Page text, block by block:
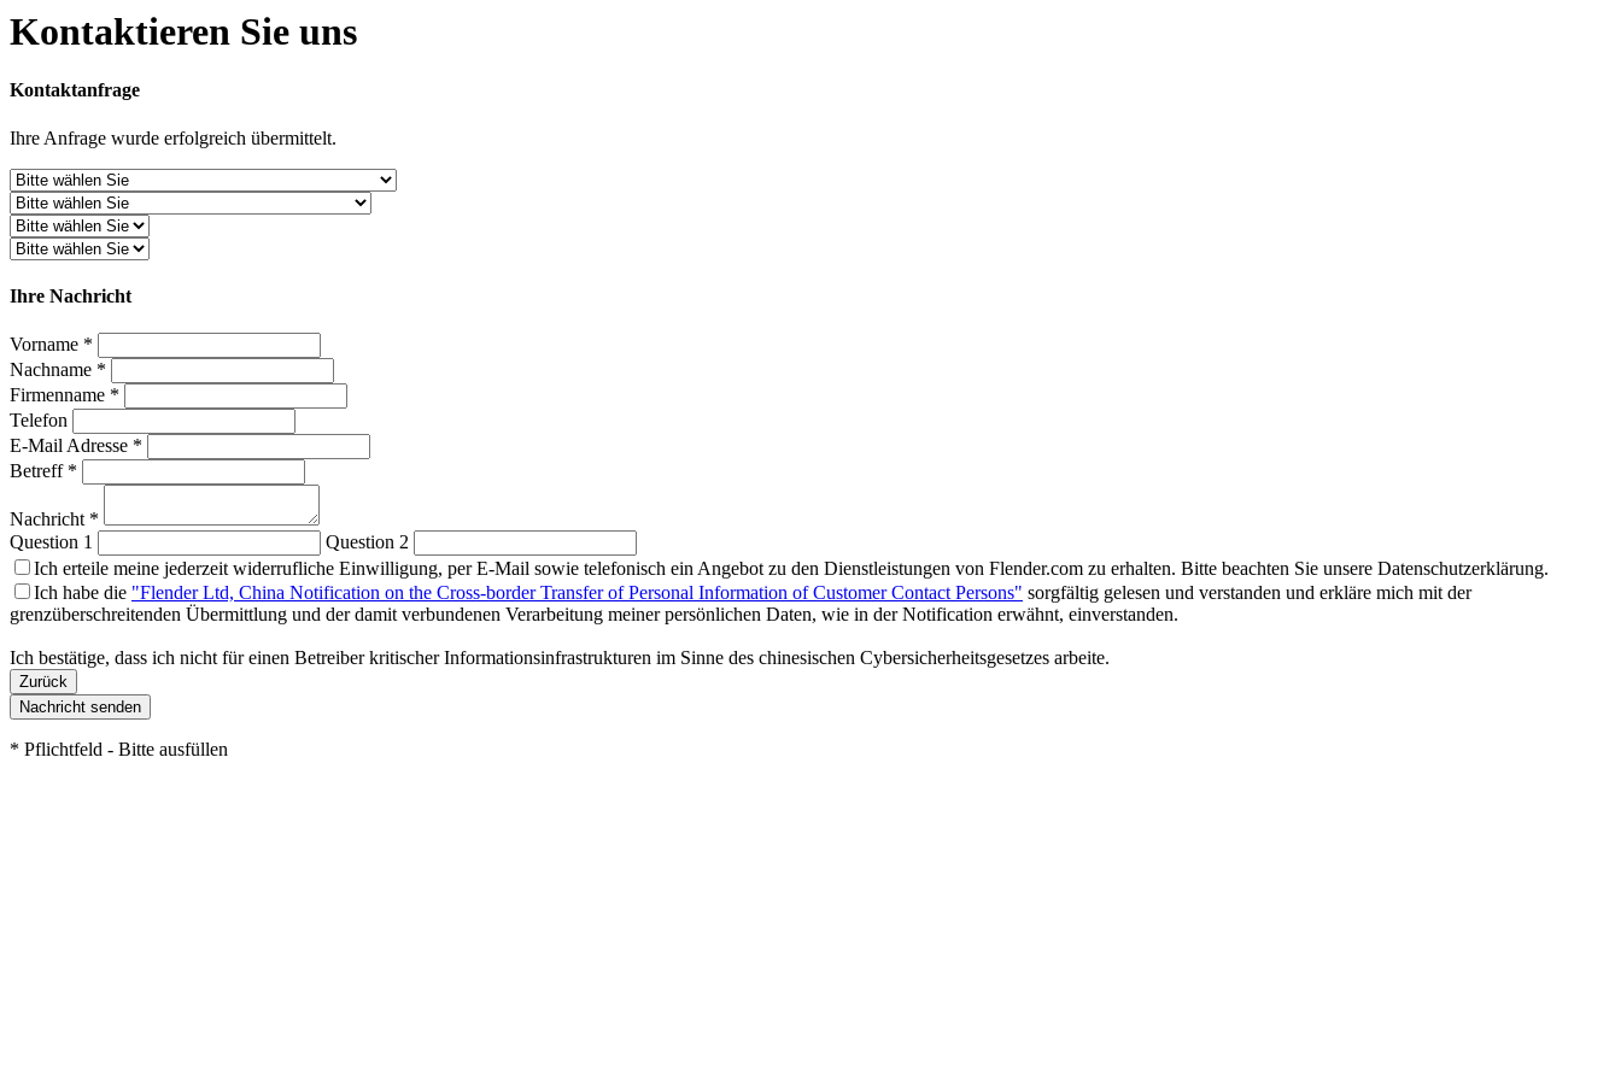
Kontaktieren Sie uns
Kontaktanfrage
Ihre Anfrage wurde erfolgreich übermittelt.
Ihre Nachricht
Vorname *
Nachname *
Firmenname *
Telefon
E-Mail Adresse *
Betreff *
Nachricht *
Question 1
Question 2
Ich erteile meine jederzeit widerrufliche Einwilligung, per E-Mail sowie telefonisch ein Angebot zu den Dienstleistungen von Flender.com zu erhalten. Bitte beachten Sie unsere Datenschutzerklärung.
Ich habe die "Flender Ltd, China Notification on the Cross-border Transfer of Personal Information of Customer Contact Persons" sorgfältig gelesen und verstanden und erkläre mich mit der
grenzüberschreitenden Übermittlung und der damit verbundenen Verarbeitung meiner persönlichen Daten, wie in der Notification erwähnt, einverstanden.
Ich bestätige, dass ich nicht für einen Betreiber kritischer Informationsinfrastrukturen im Sinne des chinesischen Cybersicherheitsgesetzes arbeite.
Nachricht senden
* Pflichtfeld - Bitte ausfüllen